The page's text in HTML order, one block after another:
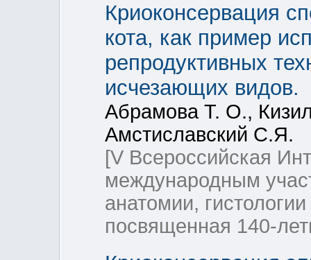
Криоконсервация
кота, как пример
репродуктивных
исчезающих видов.
Абрамова Т. О.,
Амстиславский С.Я.
[V Всероссийская
международным
анатомии,
посвященная 140-